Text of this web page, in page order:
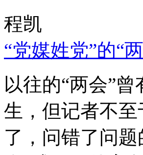
程凯
“党媒姓党”的“
以往的“两会”
生，但记者不
了，问错了问